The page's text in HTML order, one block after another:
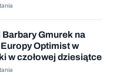
Gmurek na
Optimist w
w czołowej dziesiątce